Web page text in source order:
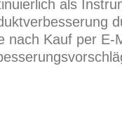
als
nach Kauf per E-